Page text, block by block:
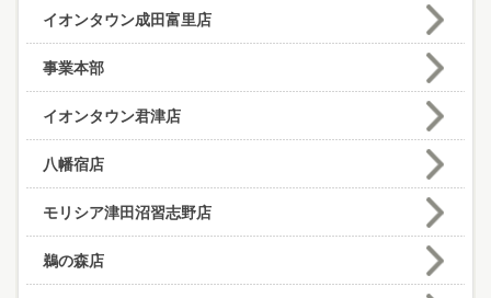
イオンタウン成田富里店
事業本部
イオンタウン君津店
八幡宿店
モリシア津田沼習志野店
鵜の森店